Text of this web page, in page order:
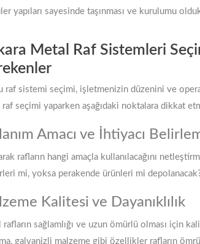
yapıları sayesinde taşınması ve kurulumu
Metal Raf Sistemleri
raf sistemi seçimi, işletmenizin düzenini ve
raf seçimi yaparken aşağıdaki noktalara dikkat
Amacı ve İhtiyacı
rafların hangi amaçla kullanılacağını
mi, yoksa perakende ürünleri mi
Kalitesi ve Dayanıklılık
rafların sağlamlığı ve uzun ömürlü olması için
galvanizli malzeme gibi özellikler rafların